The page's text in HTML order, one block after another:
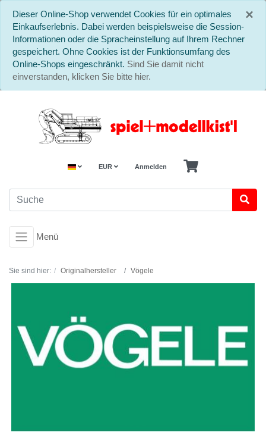
×
Dieser Online-Shop verwendet Cookies für ein optimales
Einkaufserlebnis. Dabei werden beispielsweise die Session-
Informationen oder die Spracheinstellung auf Ihrem Rechner
gespeichert. Ohne Cookies ist der Funktionsumfang des
Online-Shops eingeschränkt. Sind Sie damit nicht
einverstanden, klicken Sie bitte hier.
EUR Anmelden
Menü
Sie sind hier: Originalhersteller Vögele